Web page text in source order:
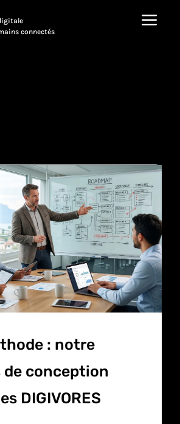
connectés
a
: notre
de conception
DIGIVORES